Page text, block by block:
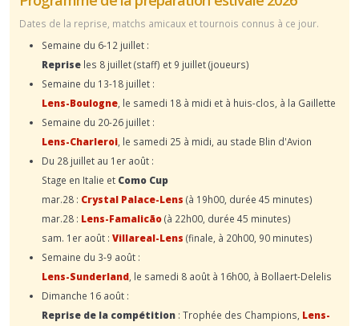
Dates de la reprise, matchs amicaux et tournois connus à ce jour.
Semaine du 6-12 juillet :
Reprise les 8 juillet (staff) et 9 juillet (joueurs)
Semaine du 13-18 juillet :
Lens-Boulogne , le samedi 18 à midi et à huis-clos, à la Gaillette
Semaine du 20-26 juillet :
Lens-Charleroi , le samedi 25 à midi, au stade Blin d'Avion
Du 28 juillet au 1er août :
Stage en Italie et Como Cup
mar.28 : Crystal Palace-Lens (à 19h00, durée 45 minutes)
mar.28 : Lens-Famalicão(à 22h00, durée 45 minutes)
sam. 1er août : Villareal-Lens (finale, à 20h00, 90 minutes)
Semaine du 3-9 août :
Lens-Sunderland , le samedi 8 août à 16h00, à Bollaert-Delelis
Dimanche 16 août :
Reprise de la compétition : Trophée des Champions, Lens-